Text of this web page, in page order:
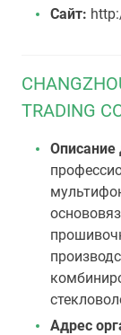
Сайт:
TRADING
Описание
Адрес